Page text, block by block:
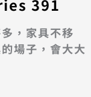
391
，家具不移
場子，會大大